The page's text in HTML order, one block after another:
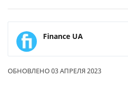
Finance UA
ОБНОВЛЕНО 03 АПРЕЛЯ 2023